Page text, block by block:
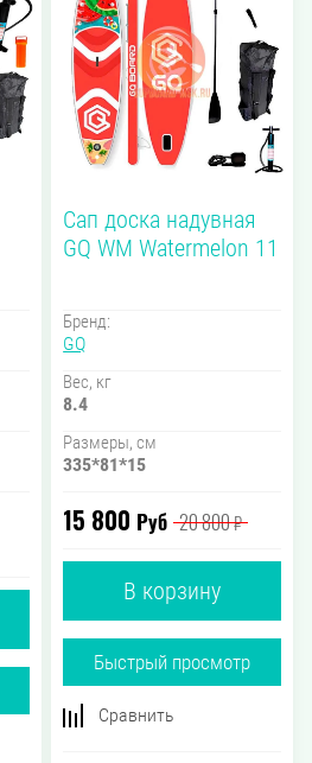
Сап доска надувная
GQ WM Watermelon 11
Бренд:
GQ
Вес, кг
8.4
Размеры, см
335*81*15
15 800 Руб 20 800₽
В корзину
Быстрый просмотр
Сравнить